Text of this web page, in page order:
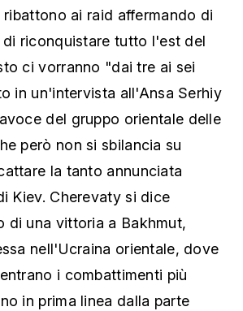
ai raid affermando di
di riconquistare tutto l'est del
ci vorranno "dai tre ai sei
in un'intervista all'Ansa Serhiy
del gruppo orientale delle
però non si sbilancia su
la tanto annunciata
Kiev. Cherevaty si dice
di una vittoria a Bakhmut,
nell'Ucraina orientale, dove
i combattimenti più
in prima linea dalla parte